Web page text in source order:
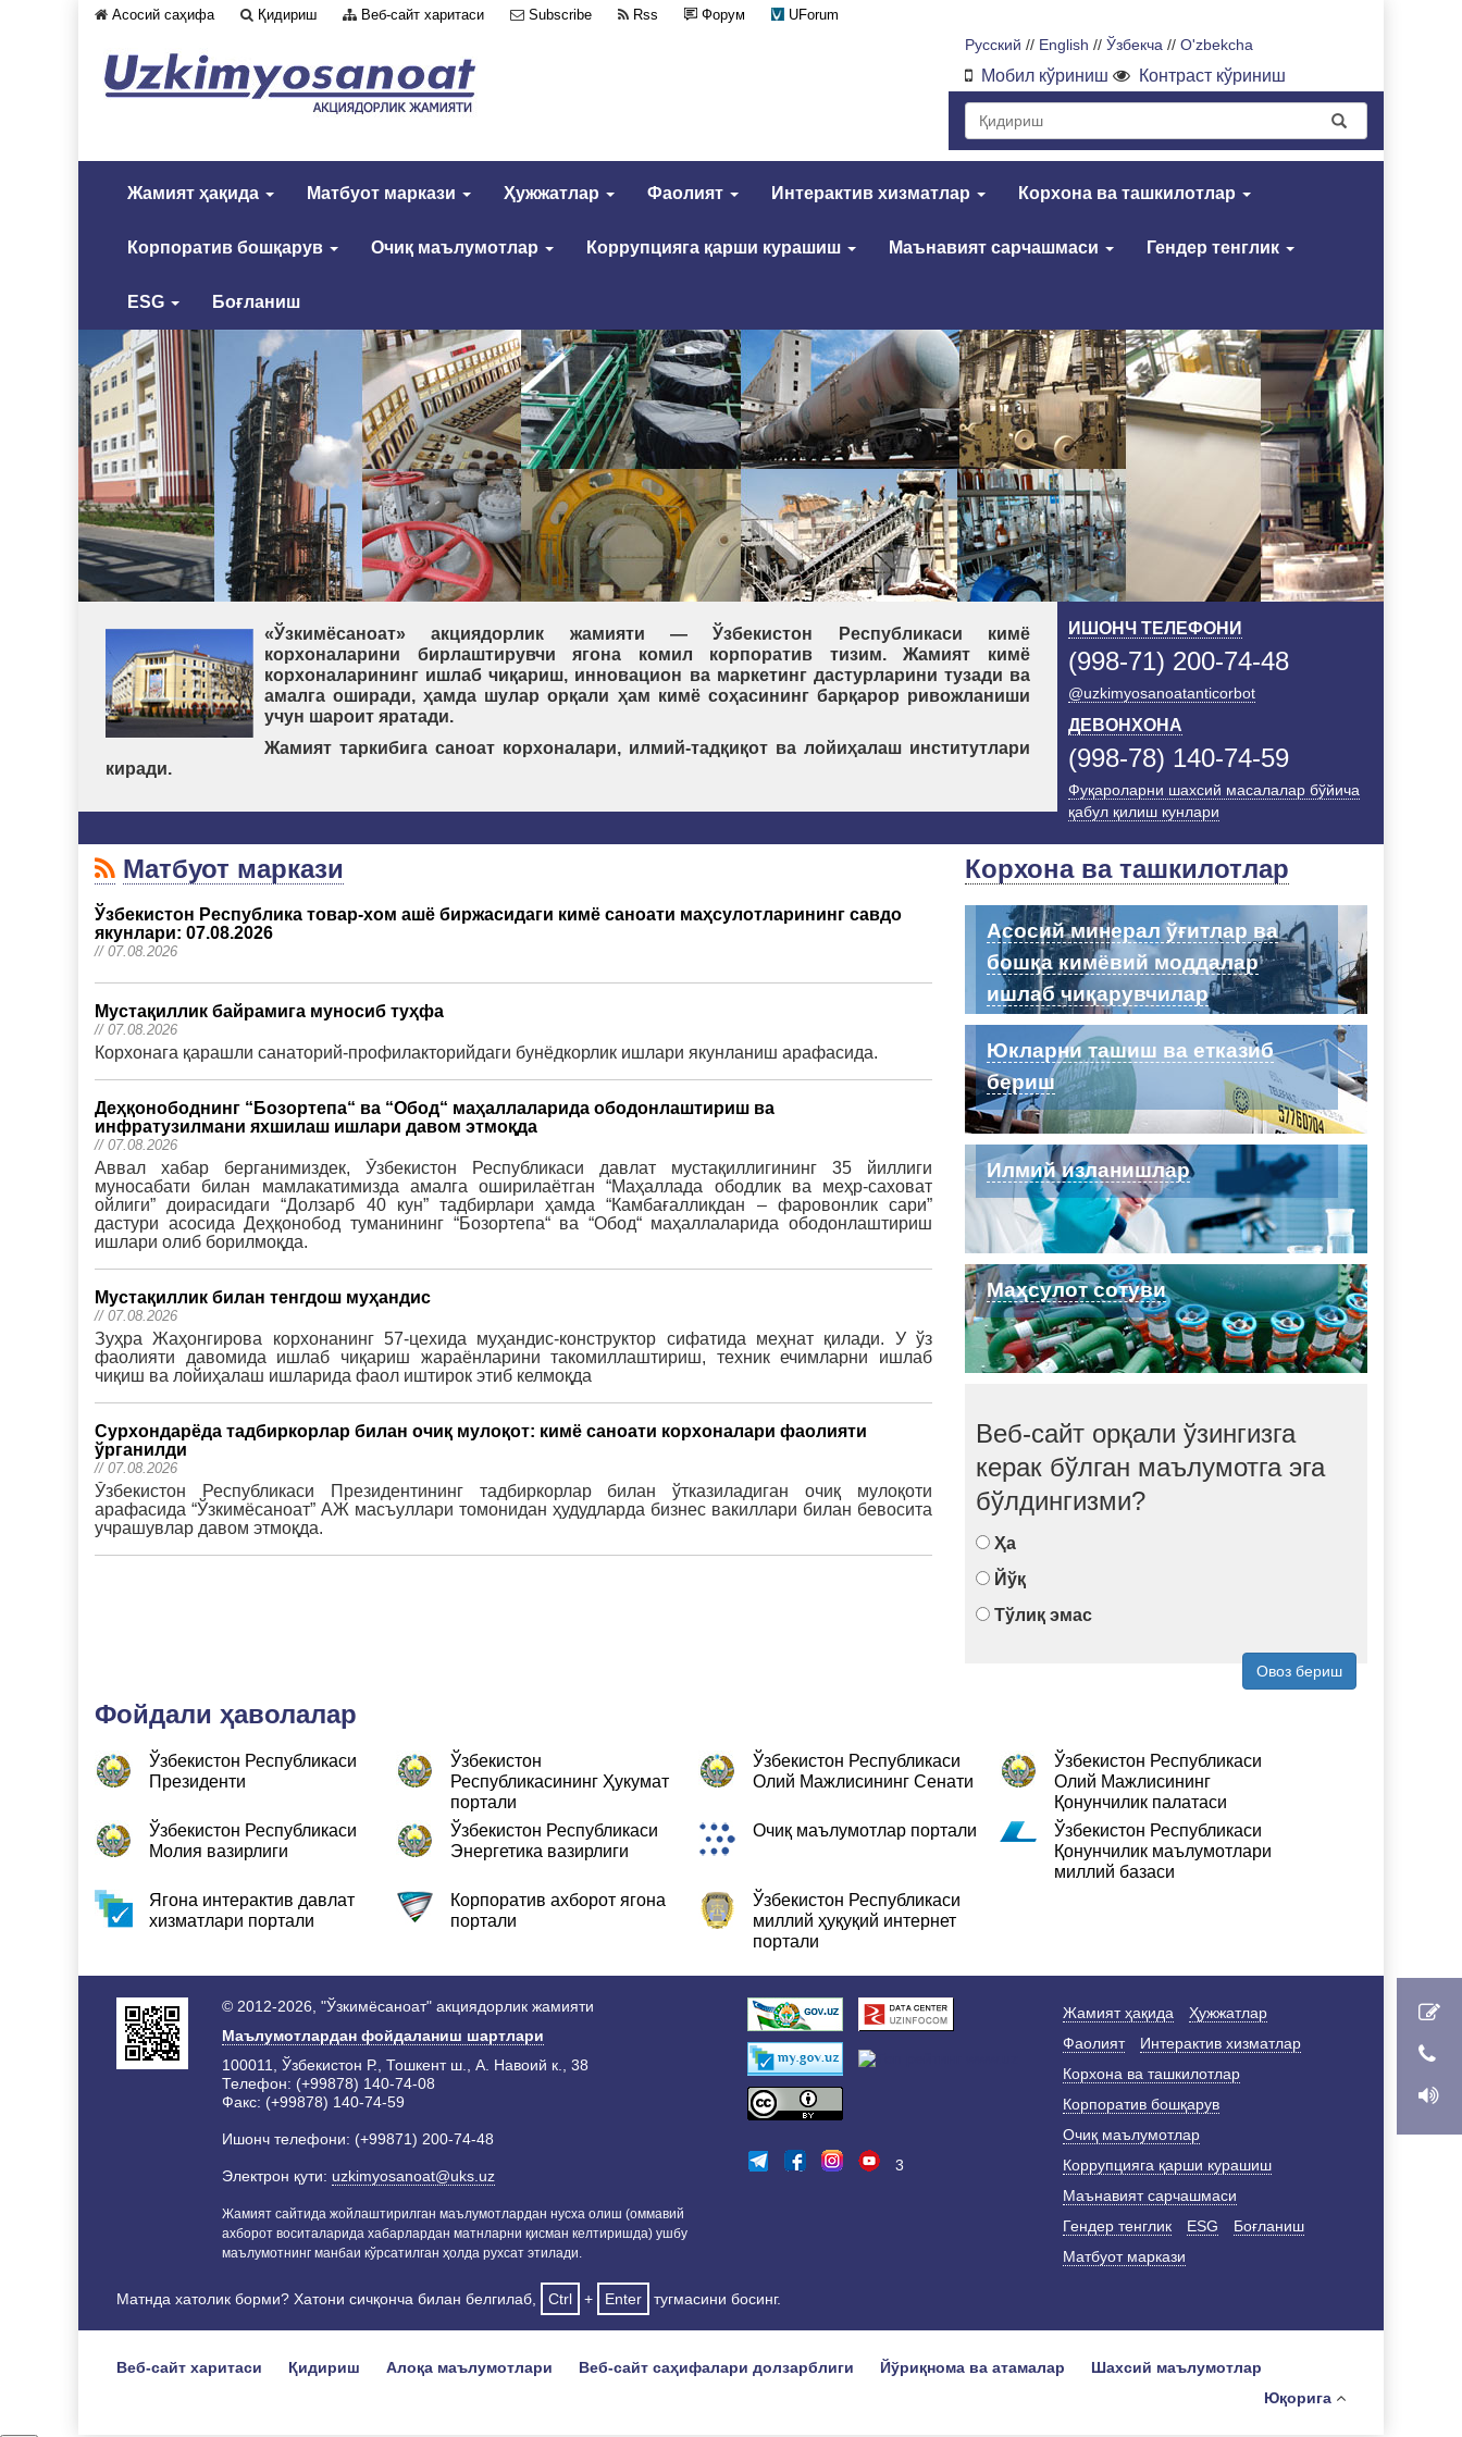
Асосий саҳифа Қидириш Веб-сайт харитаси Subscribe Rss Форум
UForum
Русский // English // Ўзбекча // O'zbekcha
Мобил кўриниш Контраст кўриниш
Жамият ҳақида Матбуот маркази Ҳужжатлар Фаолият Интерактив хизматлар Корхона ва ташкилотлар
Корпоратив бошқарув Очиқ маълумотлар Коррупцияга қарши курашиш Маънавият сарчашмаси Гендер тенглик
ESG Боғланиш
«Ўзкимёсаноат» акциядорлик жамияти — Ўзбекистон Республикаси кимё
корхоналарини бирлаштирувчи ягона комил корпоратив тизим. Жамият кимё
корхоналарининг ишлаб чиқариш, инновацион ва маркетинг дастурларини тузади ва
амалга оширади, ҳамда шулар орқали ҳам кимё соҳасининг барқарор ривожланиши
учун шароит яратади.
Жамият таркибига саноат корхоналари, илмий-тадқиқот ва лойиҳалаш институтлари
киради.
ИШОНЧ ТЕЛЕФОНИ
(998-71) 200-74-48
@uzkimyosanoatanticorbot
ДЕВОНХОНА
(998-78) 140-74-59
Фуқароларни шахсий масалалар бўйича
қабул қилиш кунлари
Матбуот маркази
Ўзбекистон Республика товар-хом ашё биржасидаги кимё саноати маҳсулотларининг савдо
якунлари: 07.08.2026
// 07.08.2026
Мустақиллик байрамига муносиб туҳфа
// 07.08.2026
Корхонага қарашли санаторий-профилакторийдаги бунёдкорлик ишлари якунланиш арафасида.
Деҳқонободнинг “Бозортепа“ ва “Обод“ маҳаллаларида ободонлаштириш ва
инфратузилмани яхшилаш ишлари давом этмоқда
// 07.08.2026
Аввал хабар берганимиздек, Ўзбекистон Республикаси давлат мустақиллигининг 35 йиллиги
муносабати билан мамлакатимизда амалга оширилаётган “Маҳаллада ободлик ва меҳр-саховат
ойлиги” доирасидаги “Долзарб 40 кун” тадбирлари ҳамда “Камбағалликдан – фаровонлик сари”
дастури асосида Деҳқонобод туманининг “Бозортепа“ ва “Обод“ маҳаллаларида ободонлаштириш
ишлари олиб борилмоқда.
Мустақиллик билан тенгдош муҳандис
// 07.08.2026
Зуҳра Жаҳонгирова корхонанинг 57-цехида муҳандис-конструктор сифатида меҳнат қилади. У ўз
фаолияти давомида ишлаб чиқариш жараёнларини такомиллаштириш, техник ечимларни ишлаб
чиқиш ва лойиҳалаш ишларида фаол иштирок этиб келмоқда
Сурхондарёда тадбиркорлар билан очиқ мулоқот: кимё саноати корхоналари фаолияти
ўрганилди
// 07.08.2026
Ўзбекистон Республикаси Президентининг тадбиркорлар билан ўтказиладиган очиқ мулоқоти
арафасида “Ўзкимёсаноат” АЖ масъуллари томонидан ҳудудларда бизнес вакиллари билан бевосита
учрашувлар давом этмоқда.
Корхона ва ташкилотлар
Асосий минерал ўғитлар ва
бошқа кимёвий моддалар
ишлаб чиқарувчилар
Юкларни ташиш ва етказиб
бериш
Илмий изланишлар
Маҳсулот сотуви
Веб-сайт орқали ўзингизга
керак бўлган маълумотга эга
бўлдингизми?
Ҳа
Йўқ
Тўлиқ эмас
Овоз бериш
Фойдали ҳаволалар
Ўзбекистон Республикаси
Президенти
Ўзбекистон
Республикасининг Ҳукумат
портали
Ўзбекистон Республикаси
Олий Мажлисининг Сенати
Ўзбекистон Республикаси
Олий Мажлисининг
Қонунчилик палатаси
Ўзбекистон Республикаси
Молия вазирлиги
Ўзбекистон Республикаси
Энергетика вазирлиги
Очиқ маълумотлар портали
Ўзбекистон Республикаси
Қонунчилик маълумотлари
миллий базаси
Ягона интерактив давлат
хизматлари портали
Корпоратив ахборот ягона
портали
Ўзбекистон Республикаси
миллий ҳуқуқий интернет
портали
© 2012-2026, "Ўзкимёсаноат" акциядорлик жамияти
Маълумотлардан фойдаланиш шартлари
100011, Ўзбекистон Р., Тошкент ш., А. Навоий к., 38
Телефон: (+99878) 140-74-08
Факс: (+99878) 140-74-59
Ишонч телефони: (+99871) 200-74-48
Электрон қути: uzkimyosanoat@uks.uz
Жамият сайтида жойлаштирилган маълумотлардан нусха олиш (оммавий
ахборот воситаларида хабарлардан матнларни қисман келтиришда) ушбу
маълумотнинг манбаи кўрсатилган ҳолда рухсат этилади.
3
Жамият ҳақида
Ҳужжатлар
Фаолият
Интерактив хизматлар
Корхона ва ташкилотлар
Корпоратив бошқарув
Очиқ маълумотлар
Коррупцияга қарши курашиш
Маънавият сарчашмаси
Гендер тенглик
ESG
Боғланиш
Матбуот маркази
Матнда хатолик борми? Хатони сичқонча билан белгилаб, Ctrl + Enter тугмасини босинг.
Веб-сайт харитаси Қидириш Алоқа маълумотлари Веб-сайт саҳифалари долзарблиги Йўриқнома ва атамалар
Шахсий маълумотлар
Юқорига